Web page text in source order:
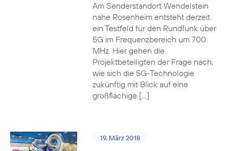
Am Senderstandort Wendelstein
nahe Rosenheim entsteht derzeit
ein Testfeld für den Rundfunk über
5G im Frequenzbereich um 700
MHz. Hier gehen die
Projektbeteiligten der Frage nach,
wie sich die 5G-Technologie
zukünftig mit Blick auf eine
großflächige […]
19. März 2018